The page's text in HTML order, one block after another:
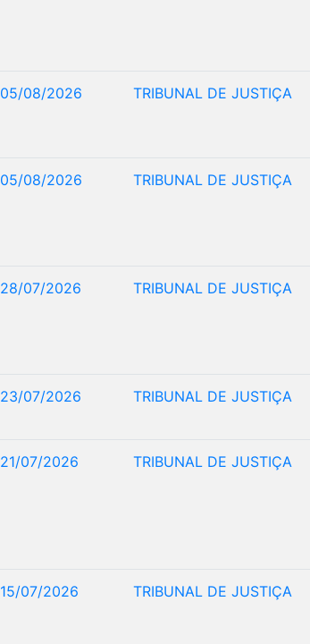
05/08/2026 TRIBUNAL DE JUSTIÇA
05/08/2026 TRIBUNAL DE JUSTIÇA
28/07/2026 TRIBUNAL DE JUSTIÇA
23/07/2026 TRIBUNAL DE JUSTIÇA
21/07/2026 TRIBUNAL DE JUSTIÇA
15/07/2026 TRIBUNAL DE JUSTIÇA